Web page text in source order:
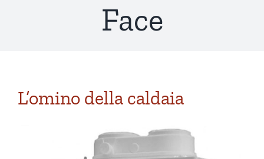
Face
L’omino della caldaia